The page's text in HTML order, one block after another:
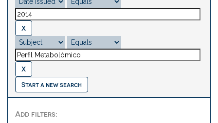
Start a new search
Add filters: